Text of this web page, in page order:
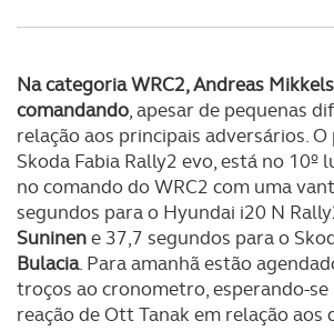
Realçamos que o bloqueio de certo tipo
tecnologias similares pode ter impacto
experiência de navegação no Website
Consulte a política de cookies do site.
Na categoria WRC2, Andreas
comandando, apesar de pequenas
relação aos principais adversários.
Skoda Fabia Rally2 evo, está no 10º
no comando do WRC2 com uma
segundos para o Hyundai i20 N
Suninene 37,7 segundos para o
Bulacia. Para amanhã estão
troços ao cronometro, esperando-
reação de Ott Tanak em relação aos